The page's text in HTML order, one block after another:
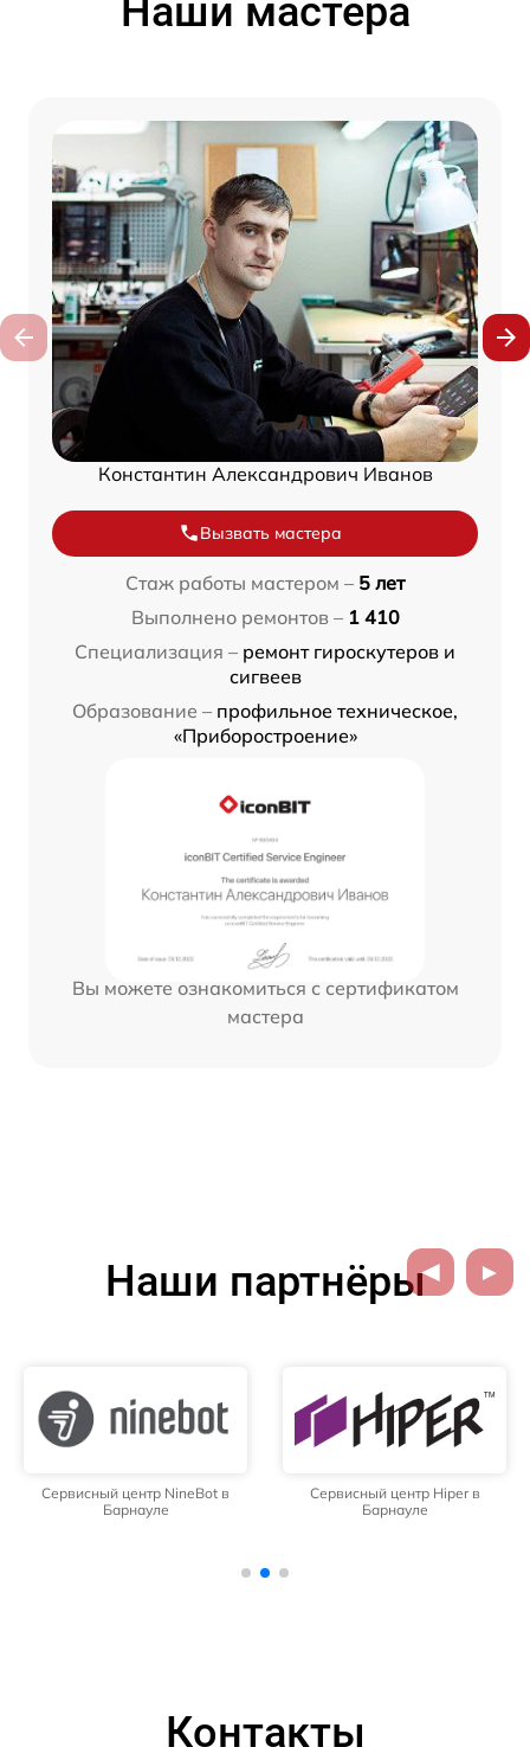
Наши мастера
Константин Александрович Иванов
Вызвать мастера
Стаж работы мастером – 5 лет
Выполнено ремонтов – 1 410
Специализация – ремонт гироскутеров и
сигвеев
Образование – профильное техническое,
«Приборостроение»
Вы можете ознакомиться с сертификатом
мастера
Наши партнёры
Сервисный центр NineBot в
Барнауле
Сервисный центр Hiper в
Барнауле
Контакты